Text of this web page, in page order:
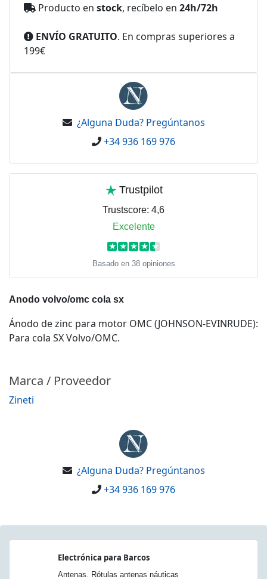
Producto en stock, recíbelo en 24h/72h
ENVÍO GRATUITO. En compras superiores a
199€
¿Alguna Duda? Pregúntanos
+34 936 169 976
Trustpilot
Trustscore: 4,6
Excelente
★ ★ ★ ★ ★
Basado en 38 opiniones
Anodo volvo/omc cola sx
Ánodo de zinc para motor OMC (JOHNSON-EVINRUDE):
Para cola SX Volvo/OMC.
Marca / Proveedor
Zineti
¿Alguna Duda? Pregúntanos
+34 936 169 976
Electrónica para Barcos
Antenas. Rótulas antenas náuticas